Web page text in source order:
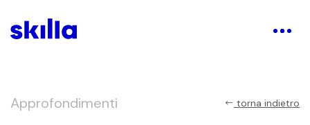
Approfondimenti torna indietro